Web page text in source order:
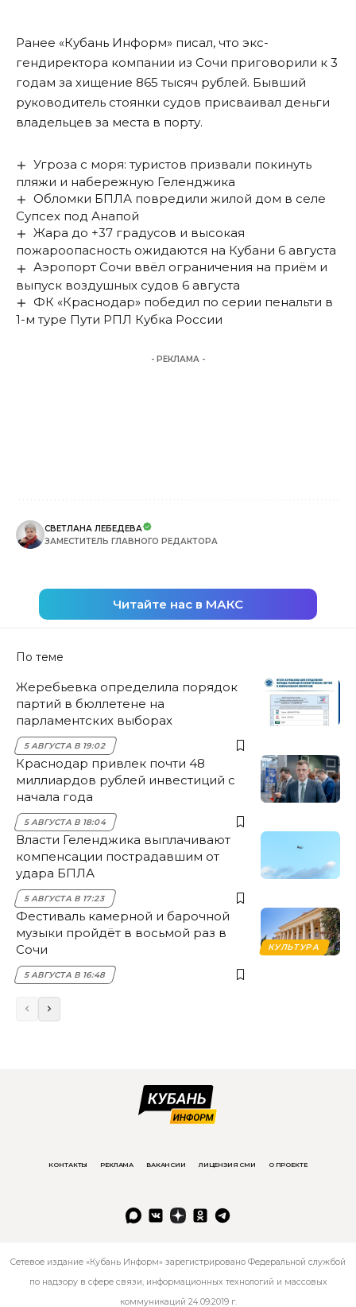
Ранее «Кубань Информ» писал, что экс-
гендиректора компании из Сочи приговорили к 3
годам за хищение 865 тысяч рублей. Бывший
руководитель стоянки судов присваивал деньги
владельцев за места в порту.
Угроза с моря: туристов призвали покинуть
пляжи и набережную Геленджика
Обломки БПЛА повредили жилой дом в селе
Супсех под Анапой
Жара до +37 градусов и высокая
пожароопасность ожидаются на Кубани 6 августа
Аэропорт Сочи ввёл ограничения на приём и
выпуск воздушных судов 6 августа
ФК «Краснодар» победил по серии пенальти в
1-м туре Пути РПЛ Кубка России
- РЕКЛАМА -
СВЕТЛАНА ЛЕБЕДЕВА
ЗАМЕСТИТЕЛЬ ГЛАВНОГО РЕДАКТОРА
Читайте нас в МАКС
По теме
Жеребьевка определила порядок
партий в бюллетене на
парламентских выборах
5 АВГУСТА В 19:02
Краснодар привлек почти 48
миллиардов рублей инвестиций с
начала года
5 АВГУСТА В 18:04
Власти Геленджика выплачивают
компенсации пострадавшим от
удара БПЛА
5 АВГУСТА В 17:23
КУЛЬТУРА
Фестиваль камерной и барочной
музыки пройдёт в восьмой раз в
Сочи
5 АВГУСТА В 16:48
КОНТАКТЫ РЕКЛАМА ВАКАНСИИ ЛИЦЕНЗИЯ СМИ О ПРОЕКТЕ
Сетевое издание «Кубань Информ» зарегистрировано Федеральной службой
по надзору в сфере связи, информационных технологий и массовых
коммуникаций 24.09.2019 г.